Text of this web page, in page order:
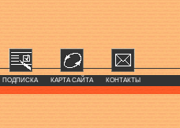
ПОДПИСКА КАРТА САЙТА КОНТАКТЫ